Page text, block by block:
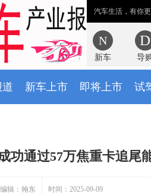
汽车生活，有你
新车 导
新车上市 即将上市 试
功通过57万焦重卡追尾
编辑：翰东 时间：2025-09-09